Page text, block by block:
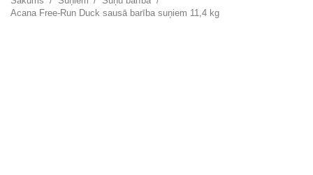
Acana Free-Run Duck sausā barība suņiem 11,4 kg